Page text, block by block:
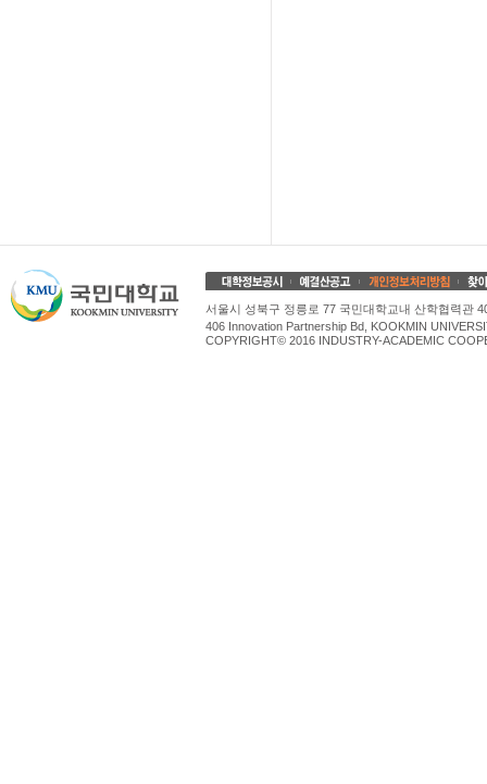
서울시 성북구 정릉로 77 국민대학교내 산학협력관
406 Innovation Partnership Bd, KOOKMIN
COPYRIGHT© 2016 INDUSTRY-ACADEMIC